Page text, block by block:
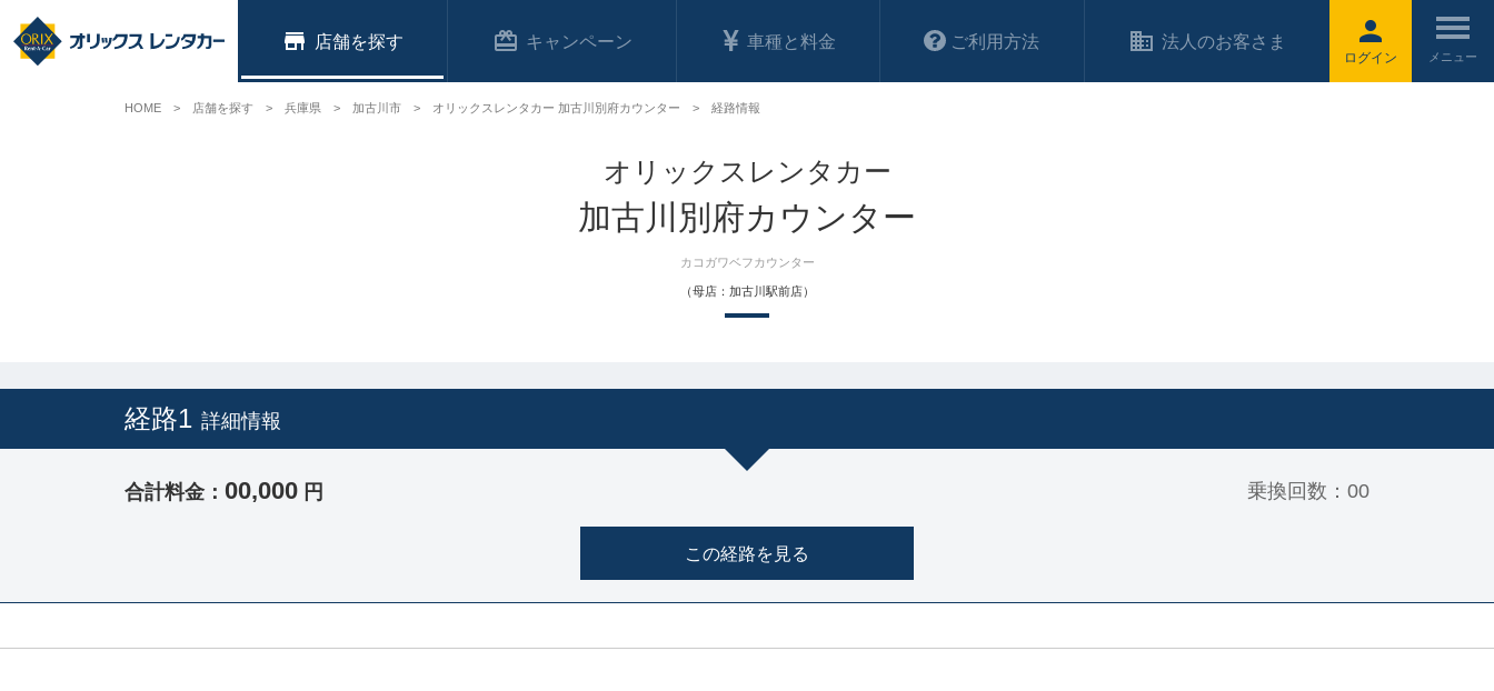
ログイン
店舗 キャンペーン 車種と料金 ご利用方法 法人のお客さま
オリックスレンタカー
加古川別府カウンター
カコガワベフカウンター
（母店：加古川駅前店）
経路1 詳細情報
合計料金： 00,000 円 乗換回数：00
この経路を見る
HOME 店舗を探す 兵庫県 加古川市 オリックスレンタカー 加古川別府カウンター 経路情報